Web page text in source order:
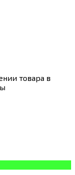
товара в